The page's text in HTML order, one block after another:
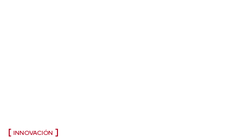
INNOVACIÓN